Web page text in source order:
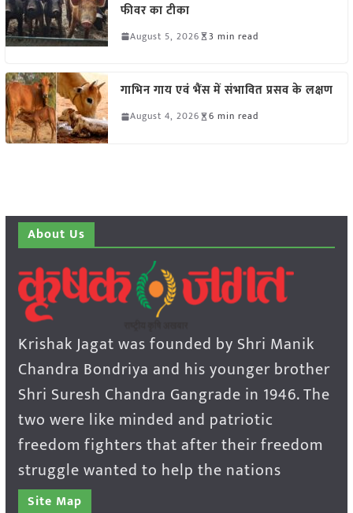
फीवर का टीका
August 5, 2026 3 min read
गाभिन गाय एवं भैंस में संभावित प्रसव के लक्षण
August 4, 2026 6 min read
About Us
Krishak Jagat was founded by Shri Manik
Chandra Bondriya and his younger brother
Shri Suresh Chandra Gangrade in 1946. The
two were like minded and patriotic
freedom fighters that after their freedom
struggle wanted to help the nations
Site Map